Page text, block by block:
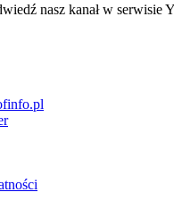
- otwiera się w nowej karcie
nasz kanał w serwisie